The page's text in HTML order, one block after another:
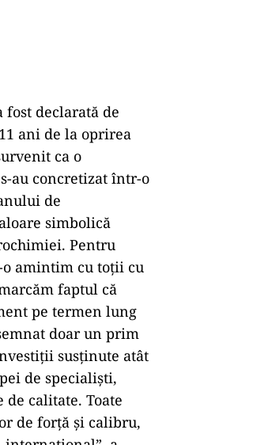
declarată de
ani de la oprirea
ca o
au concretizat într-o
de
simbolică
Pentru
o amintim cu toţii cu
faptul că
pe termen lung
doar un prim
susţinute atât
de specialişti,
calitate. Toate
de forţă şi calibru,